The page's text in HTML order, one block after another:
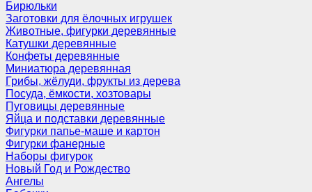
Бирюльки
Заготовки для ёлочных игрушек
Животные, фигурки деревянные
Катушки деревянные
Конфеты деревянные
Миниатюра деревянная
Грибы, жёлуди, фрукты из дерева
Посуда, ёмкости, хозтовары
Пуговицы деревянные
Яйца и подставки деревянные
Фигурки папье-маше и картон
Фигурки фанерные
Наборы фигурок
Новый Год и Рождество
Ангелы